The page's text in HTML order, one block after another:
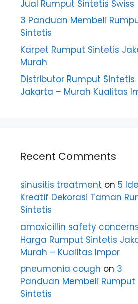
Jual Rumput Sintetis Swiss
3 Panduan Membeli
Sintetis
Karpet Rumput Sintetis
Murah
Distributor Rumput Sintetis
Jakarta – Murah Kualitas
Recent Comments
sinusitis treatment on 5 Ide
Kreatif Dekorasi Taman
Sintetis
amoxicillin safety
Harga Rumput Sintetis
Murah – Kualitas Impor
pneumonia cough on 3
Panduan Membeli Rumput
Sintetis